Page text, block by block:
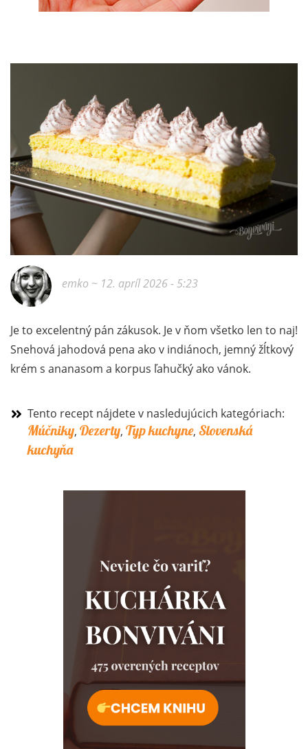
emko ~ 12. apríl 2026 - 5:23
Je to excelentný pán zákusok. Je v ňom všetko len to naj!
Snehová jahodová pena ako v indiánoch, jemný žĺtkový
krém s ananasom a korpus ľahučký ako vánok.
Tento recept nájdete v nasledujúcich kategóriach:
Múčniky, Dezerty, Typ kuchyne, Slovenská
kuchyňa